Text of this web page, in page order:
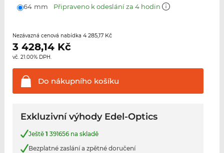
64 mm Připraveno k odeslání za 4 hodin
Nezávazná cenová nabídka 4 285,17 Kč
3 428,14Kč
vč. 21.00% DPH.
Do nákupního košíku
Exkluzivní výhody Edel-Optics
Ještě 1 391656 na skladě
Bezplatné zaslání a zpětné doručení